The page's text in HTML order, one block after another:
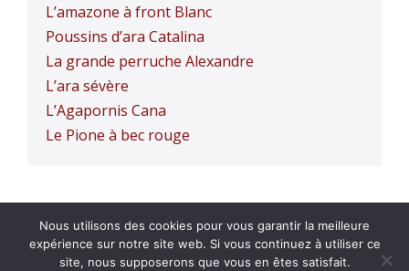
L’amazone à front Blanc
Poussins d’ara Catalina
La grande perruche Alexandre
L’ara sévère
L’Agapornis Cana
Le Pione à bec rouge
Confidentialité
Nous utilisons des cookies pour vous garantir la meilleure
expérience sur notre site web. Si vous continuez à utiliser ce
site, nous supposerons que vous en êtes satisfait.